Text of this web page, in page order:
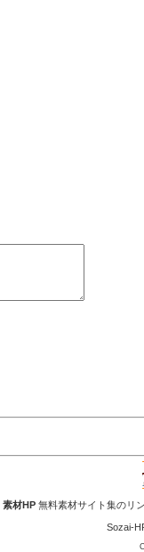
素材HP無料素材サイト集のリ
Sozai-